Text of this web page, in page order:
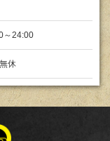
～24:00
無休